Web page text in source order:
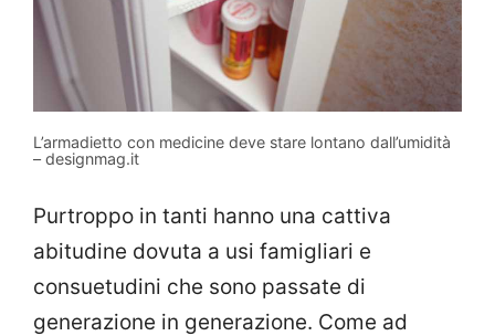
L’armadietto con medicine deve stare lontano dall’umidità
– designmag.it
Purtroppo in tanti hanno una cattiva
abitudine dovuta a usi famigliari e
consuetudini che sono passate di
generazione in generazione. Come ad